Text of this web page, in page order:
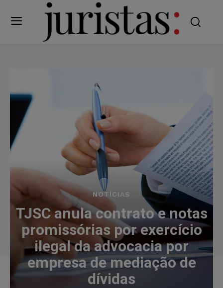
NOTÍCIAS
TJSC anula contrato e notas
promissórias por exercício
ilegal da advocacia por
empresa de mediação de
dívidas